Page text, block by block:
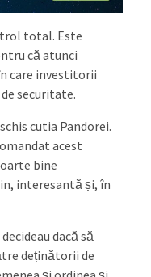
total. Este
că atunci
care investitorii
securitate.
cutia Pandorei.
acest
bine
interesantă și, în
dacă să
deținătorii de